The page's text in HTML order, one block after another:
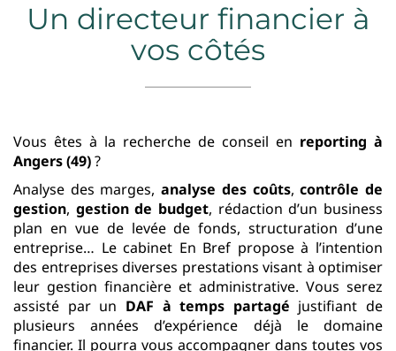
Un directeur financier à
vos côtés
Vous êtes à la recherche de conseil en reporting à
Angers (49)?
Analyse des marges,analyse des coûts,contrôle de
gestion, gestion de budget, rédactiond’un business
plan en vue de levée de fonds, structuration d’une
entreprise… Le cabinet En Bref propose à l’intention
des entreprises diverses prestations visant à optimiser
leur gestion financière et administrative. Vous serez
assisté par un DAF à temps partagé justifiant de
plusieurs années d’expérience déjà le domaine
financier. Il pourra vous accompagner dans toutes vos